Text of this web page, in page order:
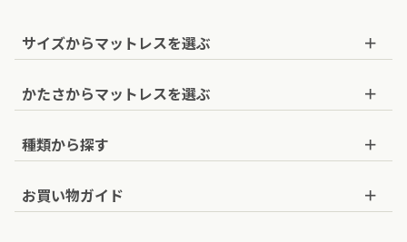
サイズからマットレスを選ぶ
セミシングル：幅80cm×長さ195cm
セミシングル90
シングルショート
かたさからマットレスを選ぶ
ややかためのマットレス
標準的な硬さのマットレス
種類から探す
セレクトオーダーマットレス
お買い物ガイド